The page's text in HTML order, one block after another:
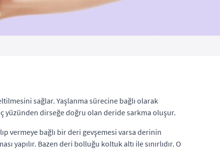
sağlar. Yaşlanma sürecine bağlı olarak
yüzünden dirseğe doğru olan deride sarkma oluşur.
vermeye bağlı bir deri gevşemesi varsa derinin
yapılır. Bazen deri bolluğu koltuk altı ile sınırlıdır. O